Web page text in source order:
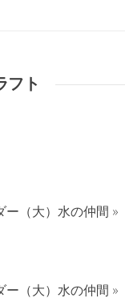
ト
ー（大）水の仲間 »
ー（大）水の仲間 »